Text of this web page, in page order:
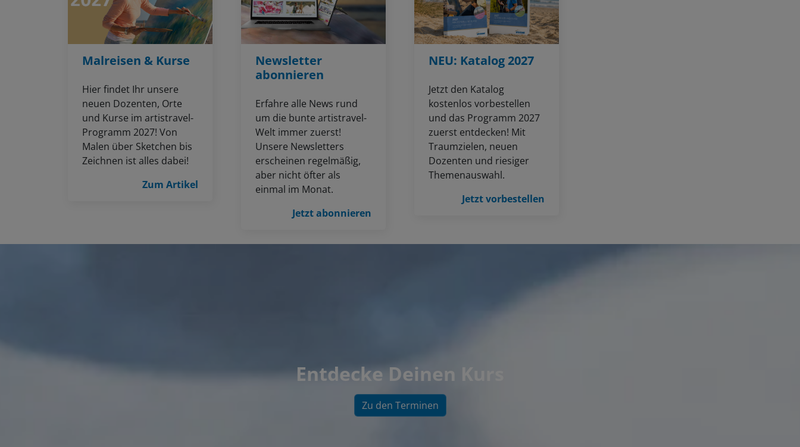
Malreisen & Kurse
Hier findet Ihr unsere
neuen Dozenten, Orte
und Kurse im artistravel-
Programm 2027! Von
Malen über Sketchen bis
Zeichnen ist alles dabei!
Zum Artikel
Newsletter
abonnieren
Erfahre alle News rund
um die bunte artistravel-
Welt immer zuerst!
Unsere Newsletters
erscheinen regelmäßig,
aber nicht öfter als
einmal im Monat.
Jetzt abonnieren
NEU: Katalog 2027
Jetzt den Katalog
kostenlos vorbestellen
und das Programm 2027
zuerst entdecken! Mit
Traumzielen, neuen
Dozenten und riesiger
Themenauswahl.
Jetzt vorbestellen
Entdecke Deinen Kurs
Zu den Terminen